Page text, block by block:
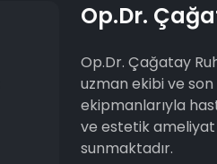
Op.Dr.
Op.Dr. Çağatay
uzman ekibi ve
ekipmanlarıyla
ve estetik
sunmaktadır.